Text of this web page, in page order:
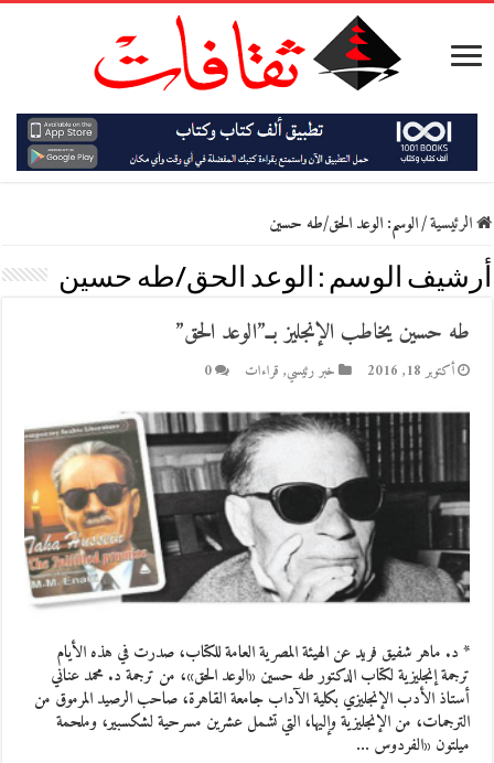
الرئيسية/الوسم:الوعد الحق/طه حسين
أرشيف الوسم : الوعد الحق/طه حسين
طه حسين يخاطب الإنجليز بــ”الوعد الحق”
أكتوبر 18, 2016 خبر رئيسي, قراءات 0
* د. ماهر شفيق فريد عن الهيئة المصرية العامة للكتاب، صدرت في هذه الأيام
ترجمة إنجليزية لكتاب الدكتور طه حسين «الوعد الحق»، من ترجمة د. محمد عناني
أستاذ الأدب الإنجليزي بكلية الآداب جامعة القاهرة، صاحب الرصيد المرموق من
الترجمات، من الإنجليزية وإليها، التي تشمل عشرين مسرحية لشكسبير، وملحمة
ميلتون «الفردوس …